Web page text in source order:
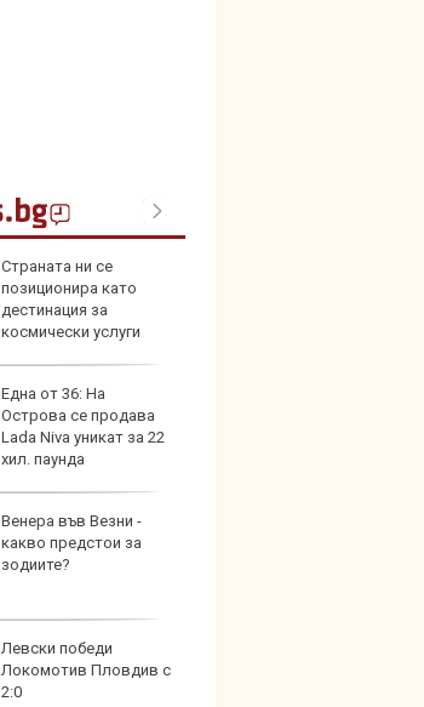
Страната ни се
позиционира като
дестинация за
космически услуги
Една от 36: На
Острова се продава
Lada Niva уникат за 22
хил. паунда
Венера във Везни -
какво предстои за
зодиите?
Левски победи
Локомотив Пловдив с
2:0